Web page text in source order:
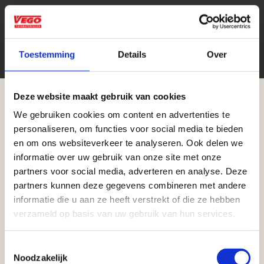
Toestemming Details Over
Deze website maakt gebruik van cookies
We gebruiken cookies om content en advertenties te
personaliseren, om functies voor social media te bieden
en om ons websiteverkeer te analyseren. Ook delen we
informatie over uw gebruik van onze site met onze
partners voor social media, adverteren en analyse. Deze
partners kunnen deze gegevens combineren met andere
informatie die u aan ze heeft verstrekt of die ze hebben
verzameld op basis van uw gebruik van hun services.
Noodzakelijk
Eenheid stuk
Zakelijke klant worden
Vego Tuinmaterialen is de meest geschikte partner
voor zakelijke klanten op zoek naar tuin- en
infraproducten. Als professionele leverancier van
zakelijke mogelijkheden
Aangepaste openingstijden tijdens de
vakantieperiode
Waardenburg en Vego Dordrecht hanteren tijdens
de vakantieperiode aangepaste openingstijden op
zaterdag. Bekijk de vestigingspagina voor de
actuele openingstijden.